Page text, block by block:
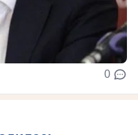
0